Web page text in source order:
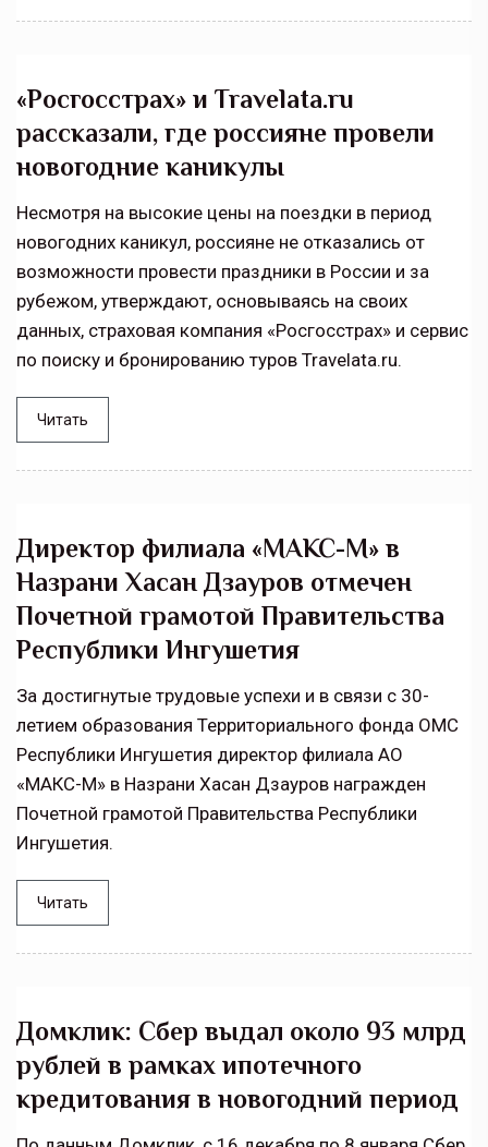
«Росгосстрах» и Travelata.ru
рассказали, где россияне провели
новогодние каникулы
Несмотря на высокие цены на поездки в период
новогодних каникул, россияне не отказались от
возможности провести праздники в России и за
рубежом, утверждают, основываясь на своих
данных, страховая компания «Росгосстрах» и сервис
по поиску и бронированию туров Travelata.ru.
Читать
Директор филиала «МАКС-М» в
Назрани Хасан Дзауров отмечен
Почетной грамотой Правительства
Республики Ингушетия
За достигнутые трудовые успехи и в связи с 30-
летием образования Территориального фонда ОМС
Республики Ингушетия директор филиала АО
«МАКС-М» в Назрани Хасан Дзауров награжден
Почетной грамотой Правительства Республики
Ингушетия.
Читать
Домклик: Сбер выдал около 93 млрд
рублей в рамках ипотечного
кредитования в новогодний период